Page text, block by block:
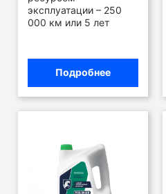
эксплуатации – 250
000 км или 5 лет
Подробнее